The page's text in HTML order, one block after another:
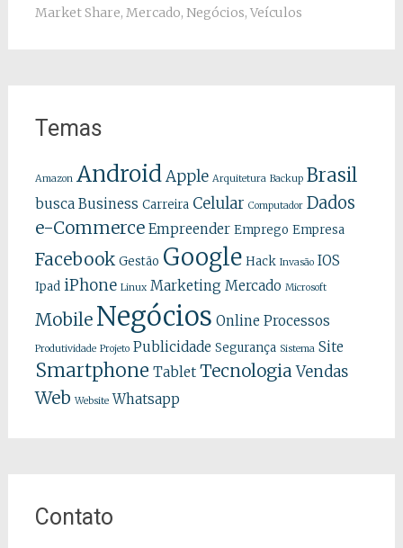
Market Share, Mercado, Negócios, Veículos
Temas
Amazon AndroidApple Arquitetura Backup Brasil
busca Business Carreira Celular Computador Dados
e-Commerce Empreender Emprego Empresa
Facebook Gestão Google Hack Invasão IOS
Ipad iPhone Linux Marketing Mercado Microsoft
Mobile Negócios Online Processos
Produtividade Projeto Publicidade Segurança Sistema Site
Smartphone Tablet TecnologiaVendas
Web Website Whatsapp
Contato